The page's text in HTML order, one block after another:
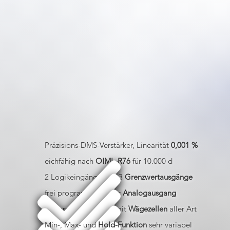
Präzisions-DMS-Verstärker, Linearität 0,001 %
eichfähig nach OIML-R76für 10.000 d
2 Logikeingänge und 3 Grenzwertausgänge
universell einsetzbar mit Wägezellenaller Art
frei programmierbarer Analogausgang
Min-, Max- undHold-Funktionsehr variabel